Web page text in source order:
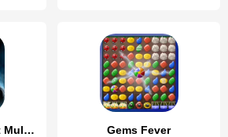
BIGFOOT: Yeti Hunt Multiplayer Gems Fever